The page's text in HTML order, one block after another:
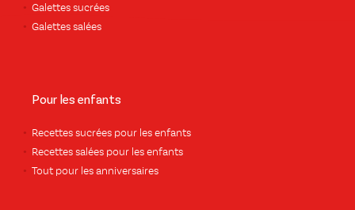
Galettes sucrées
Galettes salées
Pour les enfants
Recettes sucrées pour les enfants
Recettes salées pour les enfants
Tout pour les anniversaires